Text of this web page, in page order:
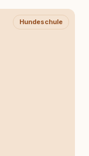
Hundeschule